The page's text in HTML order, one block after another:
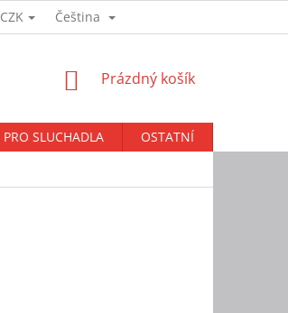
CZK Čeština
NÁKUPNÍ
Prázdný košík
PRO SLUCHADLA OSTATNÍ